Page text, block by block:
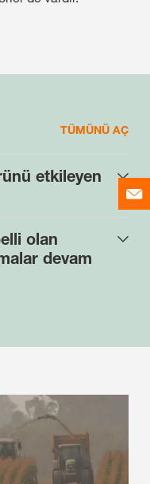
TÜMÜNÜ AÇ
etkileyen
olan
devam